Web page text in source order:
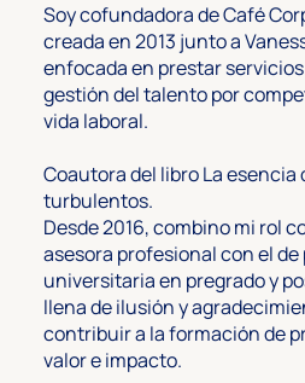
Soy cofundadora de Café
creada en 2013 junto a
enfocada en prestar
gestión del talento por
vida laboral.
Coautora del libro La esencia
turbulentos.
Desde 2016, combino mi rol
asesora profesional con el
universitaria en pregrado y
llena de ilusión y
contribuir a la formación de
valor e impacto.